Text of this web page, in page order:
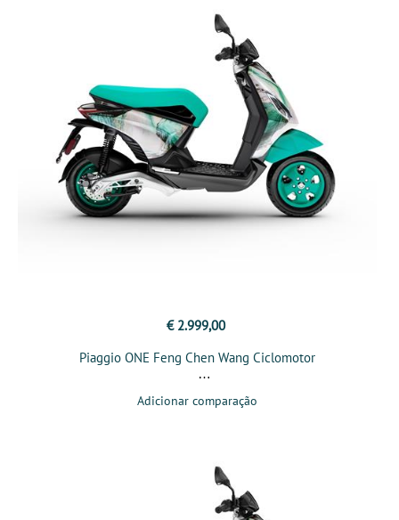
€ 2.999,00
Piaggio ONE Feng Chen Wang Ciclomotor
Adicionar comparação